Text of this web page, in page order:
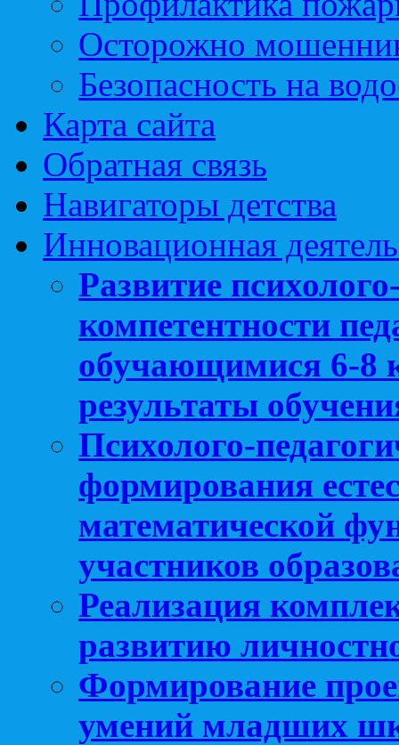
Осторожно
Безопасность на
Карта сайта
Обратная связь
Навигаторы детства
Инновационная
Развитие
компетентности
обучающимися 6-8
результаты
Психолого-
формирования
математической
участников
Реализация
развитию
Формирование
умений младших